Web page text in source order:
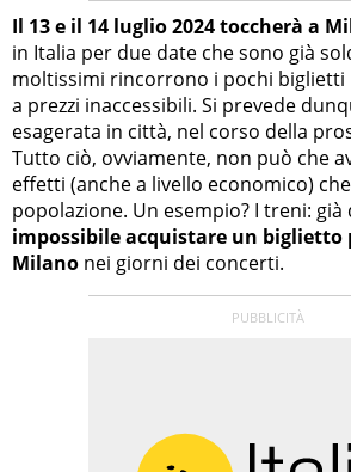
Il 13 e il 14 luglio 2024 toccherà a
in Italia per due date che sono già
moltissimi rincorrono i pochi biglietti
a prezzi inaccessibili. Si prevede
esagerata in città, nel corso della
Tutto ciò, ovviamente, non può che
effetti (anche a livello economico)
popolazione. Un esempio? I treni: già
impossibile acquistare un biglietto
Milano nei giorni dei concerti.